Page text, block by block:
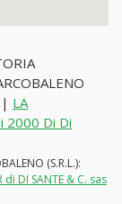
| LA
2000 Di Di
(S.R.L.):
di DI SANTE & C. sas